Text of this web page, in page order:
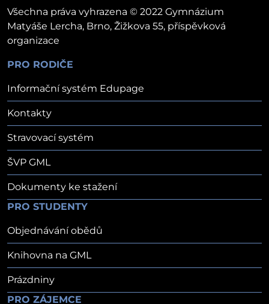
PRO RODIČE
Informační systém Edupage
Kontakty
Stravovací systém
ŠVP GML
Dokumenty ke stažení
PRO STUDENTY
Objednávání obědů
Knihovna na GML
Prázdniny
PRO ZÁJEMCE
Všechna práva vyhrazena © 2022 Gymnázium
Matyáše Lercha, Brno, Žižkova 55, příspěvková
organizace